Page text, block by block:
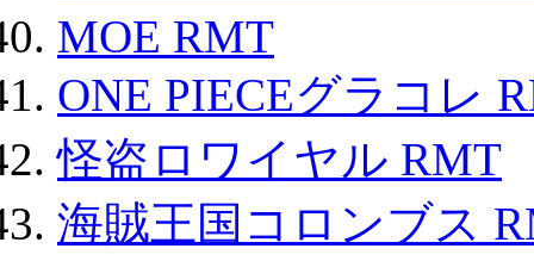
MOE RMT
ONE PIECEグラコレ
怪盗ロワイヤル RMT
海賊王国コロンブス